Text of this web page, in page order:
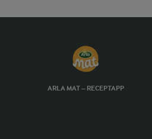
ARLA MAT – RECEPTAPP